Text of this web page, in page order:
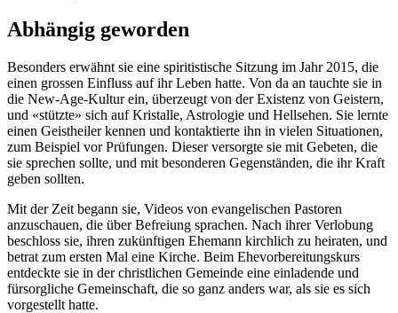
Abhängig geworden
Besonders erwähnt sie eine spiritistische Sitzung im Jahr 2015, die
einen grossen Einfluss auf ihr Leben hatte. Von da an tauchte sie in
die New-Age-Kultur ein, überzeugt von der Existenz von Geistern,
und «stützte» sich auf Kristalle, Astrologie und Hellsehen. Sie lernte
einen Geistheiler kennen und kontaktierte ihn in vielen Situationen,
zum Beispiel vor Prüfungen. Dieser versorgte sie mit Gebeten, die
sie sprechen sollte, und mit besonderen Gegenständen, die ihr Kraft
geben sollten.
Mit der Zeit begann sie, Videos von evangelischen Pastoren
anzuschauen, die über Befreiung sprachen. Nach ihrer Verlobung
beschloss sie, ihren zukünftigen Ehemann kirchlich zu heiraten, und
betrat zum ersten Mal eine Kirche. Beim Ehevorbereitungskurs
entdeckte sie in der christlichen Gemeinde eine einladende und
fürsorgliche Gemeinschaft, die so ganz anders war, als sie es sich
vorgestellt hatte.